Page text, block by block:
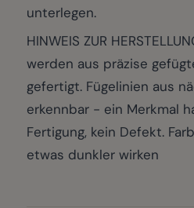
unterlegen.
HINWEIS ZUR
werden aus präzise
gefertigt. Fügelinien aus
erkennbar - ein Merkmal
Fertigung, kein Defekt.
etwas dunkler wirken